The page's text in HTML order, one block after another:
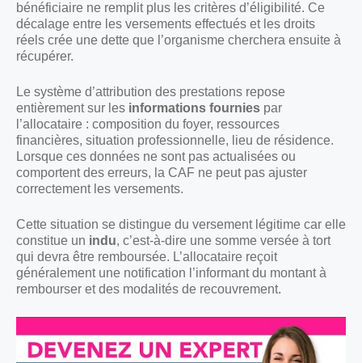
bénéficiaire ne remplit plus les critères d’éligibilité. Ce
décalage entre les versements effectués et les droits
réels crée une dette que l’organisme cherchera ensuite à
récupérer.
Le système d’attribution des prestations repose
entièrement sur les informations fournies par
l’allocataire : composition du foyer, ressources
financières, situation professionnelle, lieu de résidence.
Lorsque ces données ne sont pas actualisées ou
comportent des erreurs, la CAF ne peut pas ajuster
correctement les versements.
Cette situation se distingue du versement légitime car elle
constitue un indu, c’est-à-dire une somme versée à tort
qui devra être remboursée. L’allocataire reçoit
généralement une notification l’informant du montant à
rembourser et des modalités de recouvrement.